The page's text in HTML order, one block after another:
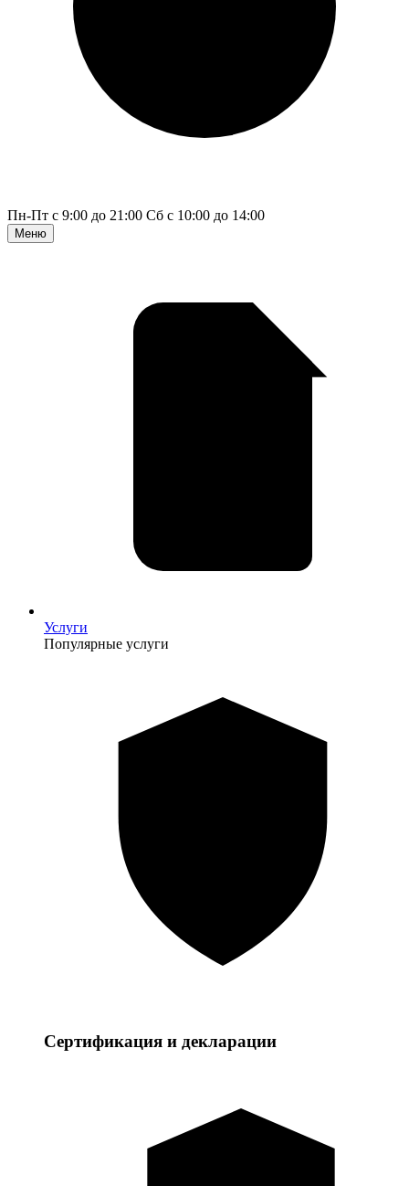
Пн-Пт с 9:00 до 21:00 Сб с 10:00 до 14:00
Меню
Услуги
Популярные услуги
Сертификация и декларации